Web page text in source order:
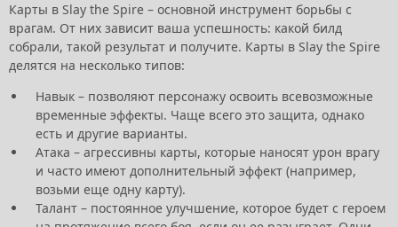
Карты в Slay the Spire – основной инструмент борьбы с
врагам. От них зависит ваша успешность: какой билд
собрали, такой результат и получите. Карты в Slay the Spire
делятся на несколько типов:
Навык – позволяют персонажу освоить всевозможные
временные эффекты. Чаще всего это защита, однако
есть и другие варианты.
Атака – агрессивны карты, которые наносят урон врагу
и часто имеют дополнительный эффект (например,
возьми еще одну карту).
Талант – постоянное улучшение, которое будет с героем